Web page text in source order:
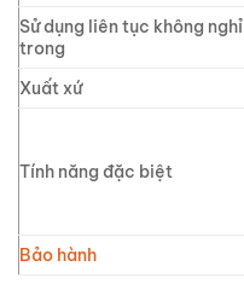
Sử dụng liên tục không nghỉ
trong
Xuất xứ
Tính năng đặc biệt
Bảo hành